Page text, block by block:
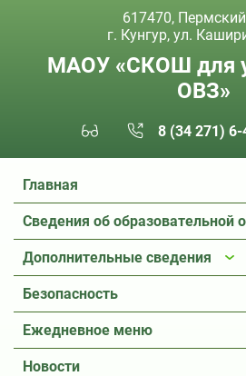
617470,
г. Кунгур, ул.
МАОУ «СКОШ для
ОВЗ»
8 (34 271)
Главная
Сведения об образовательной
Дополнительные сведения
Безопасность
Ежедневное меню
Новости